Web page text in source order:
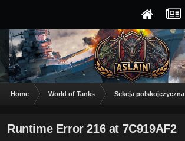
Home World of Tanks Sekcja polskojęzyczna
Runtime Error 216 at 7C919AF2